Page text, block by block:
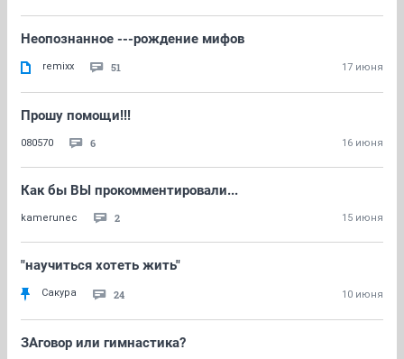
Неопознанное ---рождение мифов
remixx 51 17 июня
Прошу помощи!!!
080570 6 16 июня
Как бы ВЫ прокомментировали...
kamerunec 2 15 июня
"научиться хотеть жить"
Сакура 24 10 июня
ЗАговор или гимнастика?